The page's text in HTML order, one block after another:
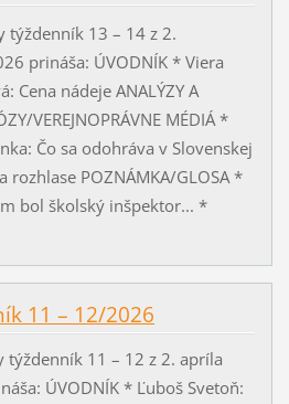
týždenník 13 – 14 z 2.
prináša: ÚVODNÍK * Viera
Cena nádeje ANALÝZY A
VEREJNOPRÁVNE MÉDIÁ *
Čo sa odohráva v Slovenskej
rozhlase POZNÁMKA/GLOSA *
bol školský inšpektor... *
11 – 12/2026
týždenník 11 – 12 z 2. apríla
ÚVODNÍK * Ľuboš Svetoň: